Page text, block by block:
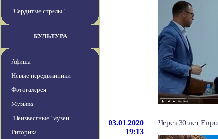
"Сердитые стрелы"
КУЛЬТУРА
Афиша
Новые передвжиники
Фотогалерея
Музыка
"Неизвестные" музеи
Риторика
03.01.2020
19:13
Через 30 лет